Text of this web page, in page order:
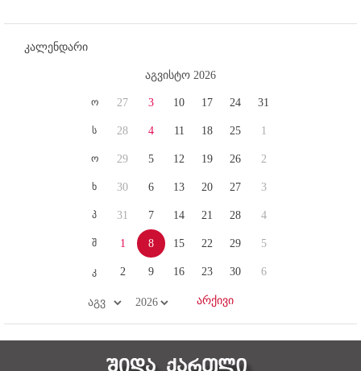
კალენდარი
აგვისტო 2026
ო
ს
ო
ხ
პ
შ
კ
27
28
29
30
31
1
2
3
4
5
6
7
8
9
10
11
12
13
14
15
16
17
18
19
20
21
22
23
24
25
26
27
28
29
30
31
1
2
3
4
5
6